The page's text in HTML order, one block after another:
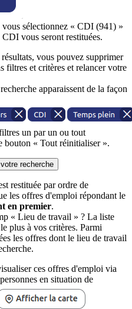
sélectionnez « CDI (941) »
vous seront restituées.
vous pouvez supprimer
filtres et critères et relancer votre
apparaissent de la façon
un par un ou tout
bouton « Tout réinitialiser ».
recherche
restituée par ordre de
les offres d'emploi répondant le
en premier.
« Lieu de travail » ? La liste
plus à vos critères. Parmi
les offres dont le lieu de travail
ces offres d'emploi via
en situation de